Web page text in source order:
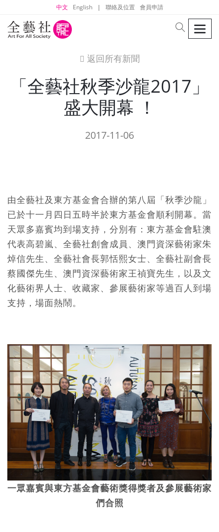
中文 English | 聯絡及位置 會員申請
search
icon
返回所有新聞
「全藝社秋季沙龍2017」
盛大開幕 ！
2017-11-06
由全藝社及東方基金會合辦的第八屆「秋季沙龍」
已於十一月四日五時半於東方基金會順利開幕。當
天眾多嘉賓均到場支持，分別有：東方基金會駐澳
代表高碧嵐、全藝社創會成員、澳門資深藝術家朱
焯信先生、全藝社會長郭恬熙女士、全藝社副會長
蔡國傑先生、澳門資深藝術家王禎寶先生，以及文
化藝術界人士、收藏家、參展藝術家等過百人到場
支持，場面熱鬧。
一眾嘉賓與東方基金會藝術獎得獎者及參展藝術家
們合照